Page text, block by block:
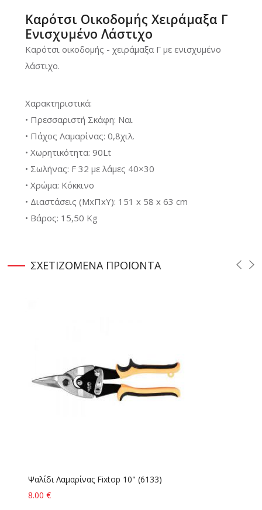
Καρότσι Οικοδομής Χειράμαξα Γ
Ενισχυμένο Λάστιχο
Καρότσι οικοδομής - χειράμαξα Γ με ενισχυμένο
λάστιχο.
Χαρακτηριστικά:
• Πρεσσαριστή Σκάφη: Ναι
• Πάχος Λαμαρίνας: 0,8χιλ.
• Χωρητικότητα: 90Lt
• Σωλήνας: F 32 με λάμες 40×30
• Χρώμα: Κόκκινο
• Διαστάσεις (ΜxΠxΥ): 151 x 58 x 63 cm
• Βάρος: 15,50 Kg
ΣΧΕΤΙΖΟΜΕΝΑ ΠΡΟΪΟΝΤΑ
Ψαλίδι Λαμαρίνας Fixtop 10" (6133)
8.00 €